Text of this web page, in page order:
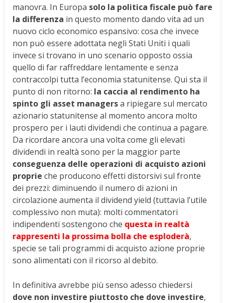
manovra. In Europa solo la politica fiscale può fare
la differenza in questo momento dando vita ad un
nuovo ciclo economico espansivo: cosa che invece
non può essere adottata negli Stati Uniti i quali
invece si trovano in uno scenario opposto ossia
quello di far raffreddare lentamente e senza
contraccolpi tutta l’economia statunitense. Qui sta il
punto di non ritorno: la caccia al rendimento ha
spinto gli asset managersa ripiegare sul mercato
azionario statunitense al momento ancora molto
prospero per i lauti dividendi che continua a pagare.
Da ricordare ancora una volta come gli elevati
dividendi in realtà sono per la maggior parte
conseguenza delle operazioni di acquisto azioni
proprie che producono effetti distorsivi sul fronte
dei prezzi: diminuendo il numero di azioni in
circolazione aumenta il dividend yield (tuttavia l’utile
complessivo non muta): molti commentatori
indipendenti sostengono che questa in realtà
rappresenti la prossima bolla che esploderà,
specie se tali programmi di acquisto azione proprie
sono alimentati con il ricorso al debito.
In definitiva avrebbe più senso adesso chiedersi
dove non investire piuttosto che dove investire,